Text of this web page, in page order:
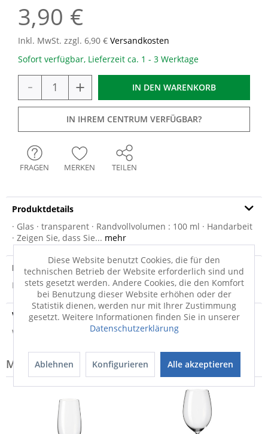
3,90 €
Inkl. MwSt. zzgl. 6,90 € Versandkosten
Sofort verfügbar, Lieferzeit ca. 1 - 3 Werktage
- + IN DEN WARENKORB
IN IHREM CENTRUM VERFÜGBAR?
FRAGEN MERKEN TEILEN
Produktdetails
· Glas · transparent · Randvollvolumen : 100 ml · Handarbeit
· Zeigen Sie, dass Sie... mehr
Produktsicherheit
Produktsicherheit
Versandinfo
Weitere Informationen zum Versand...
Modell-Familie: DAILY
Diese Website benutzt Cookies, die für den
technischen Betrieb der Website erforderlich sind und
stets gesetzt werden. Andere Cookies, die den Komfort
bei Benutzung dieser Website erhöhen oder der
Statistik dienen, werden nur mit Ihrer Zustimmung
gesetzt. Weitere Informationen finden Sie in unserer
Datenschutzerklärung
Ablehnen Konfigurieren Alle akzeptieren